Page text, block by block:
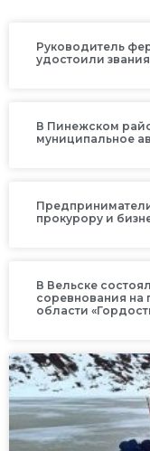
Руководитель
удостоили
В Пинежском
муниципальное
прокурору и
В Вельске
соревнования на
области